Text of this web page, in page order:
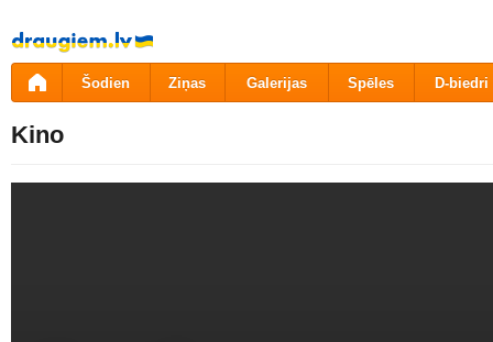
Pāriet
uz
saturu
Šodien Ziņas Galerijas Spēles D-biedri
Kino